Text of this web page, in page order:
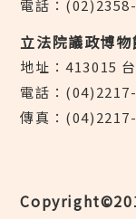
電話：
立法院議政博物
地址：413015
電話：
傳真：